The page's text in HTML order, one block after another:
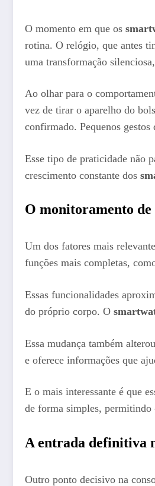
O momento em que os
rotina. O relógio, que antes
uma transformação
Ao olhar para o
vez de tirar o aparelho do
confirmado. Pequenos
Esse tipo de praticidade não
crescimento constante dos
O monitoramento de
Um dos fatores mais
funções mais completas,
Essas funcionalidades
do próprio corpo. O
Essa mudança também
e oferece informações que
E o mais interessante é que
de forma simples, permitindo
A entrada definitiva
Outro ponto decisivo na